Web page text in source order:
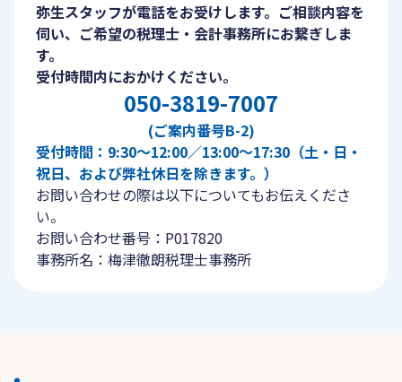
弥生スタッフが電話をお受けします。ご相談内容を
伺い、ご希望の税理士・会計事務所にお繋ぎしま
す。
受付時間内におかけください。
050-3819-7007
(ご案内番号B-2)
受付時間：9:30〜12:00／13:00〜17:30（土・日・
祝日、および弊社休日を除きます。）
お問い合わせの際は以下についてもお伝えくださ
い。
お問い合わせ番号：P017820
事務所名：梅津徹朗税理士事務所